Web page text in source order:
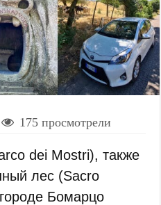
175 просмотрели
dei Mostri), также
лес (Sacro
Бомарцо